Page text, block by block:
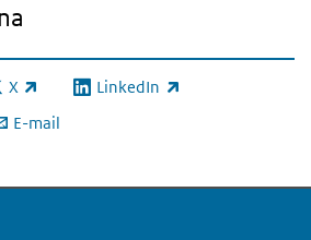
X link) LinkedIn
(externe link)
E-mail